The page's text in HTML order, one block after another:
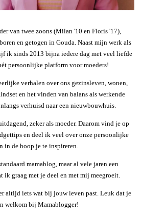
van twee zoons (Milan '10 en Floris '17),
en getogen in Gouda. Naast mijn werk als
ik sinds 2013 bijna iedere dag met veel liefde
persoonlijke platform voor moeders!
verhalen over ons gezinsleven, wonen,
en het vinden van balans als werkende
verhuisd naar een nieuwbouwhuis.
zeker als moeder. Daarom vind je op
en deel ik veel over onze persoonlijke
in de hoop je te inspireren.
mamablog, maar al vele jaren een
ik graag met je deel en met mij meegroeit.
altijd iets wat bij jouw leven past. Leuk dat je
welkom bij Mamablogger!